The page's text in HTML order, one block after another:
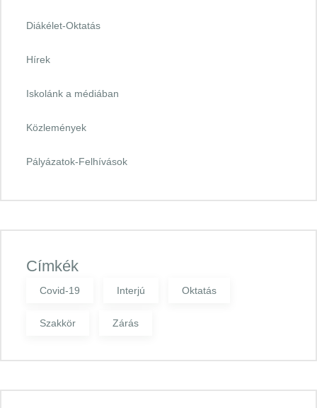
Diákélet-Oktatás
Hírek
Iskolánk a médiában
Közlemények
Pályázatok-Felhívások
Címkék
Covid-19 Interjú Oktatás
Szakkör Zárás